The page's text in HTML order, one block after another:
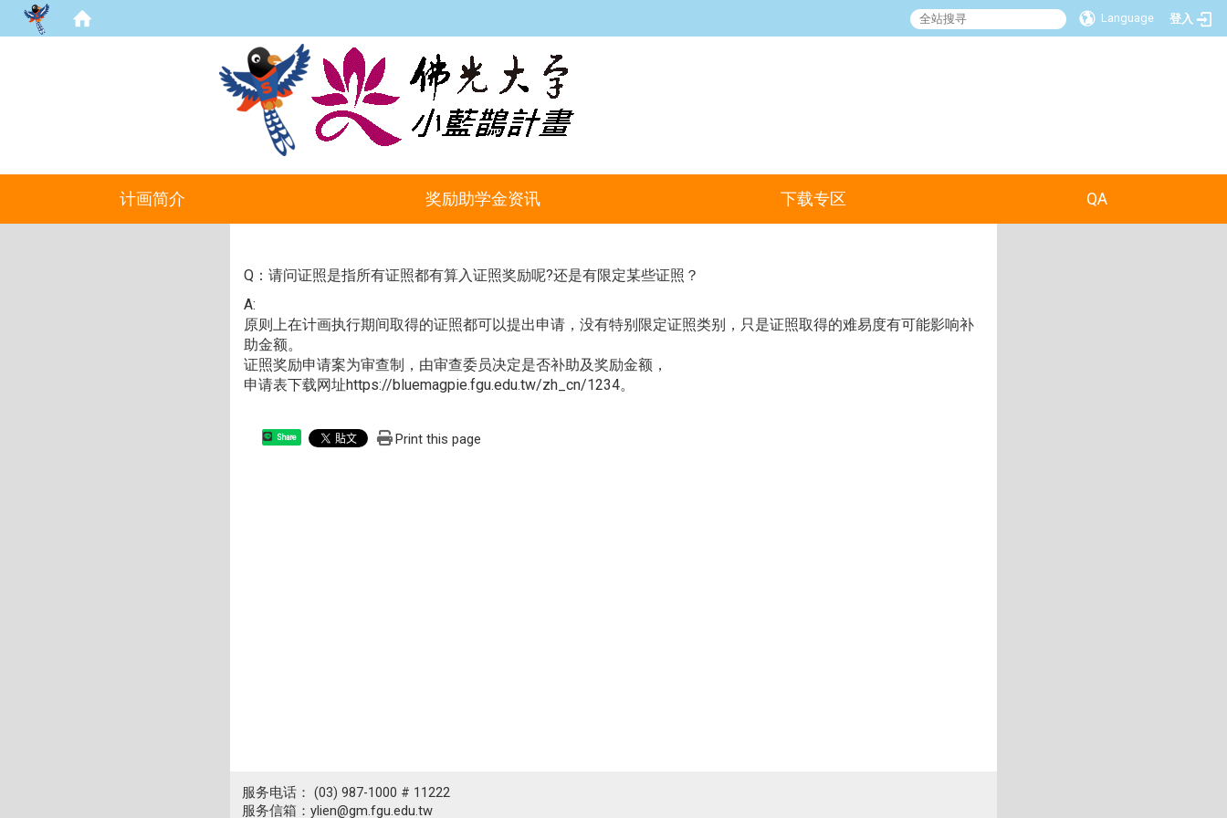
Language 登入
计画简介 奖励助学金资讯 下载专区 QA
Q：请问证照是指所有证照都有算入证照奖励呢?还是有限定某些证照？
A:
原则上在计画执行期间取得的证照都可以提出申请，没有特别限定证照类别，只是证照取得的难易度有可能影响补
助金额。
证照奖励申请案为审查制，由审查委员决定是否补助及奖励金额，
申请表下载网址https://bluemagpie.fgu.edu.tw/zh_cn/1234。
Share Print this page
服务电话： (03) 987-1000 # 11222
服务信箱：ylien@gm.fgu.edu.tw